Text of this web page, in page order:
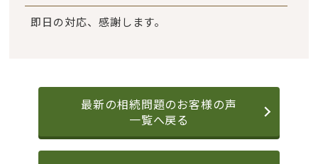
即日の対応、感謝します。
最新の相続問題のお客様の声
一覧へ戻る